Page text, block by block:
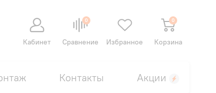
Кабинет
0
Сравнение Избранное
0
Корзина
Контакты Акции